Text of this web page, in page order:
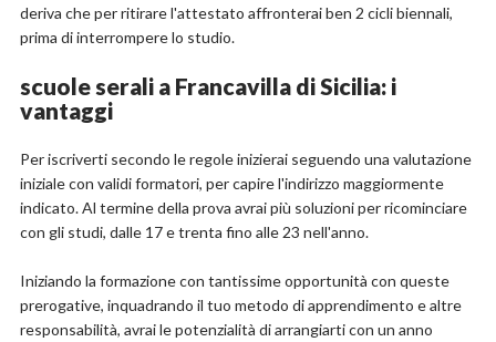
deriva che per ritirare l'attestato affronterai ben 2 cicli biennali,
prima di interrompere lo studio.
scuole serali a Francavilla di Sicilia: i
vantaggi
Per iscriverti secondo le regole inizierai seguendo una valutazione
iniziale con validi formatori, per capire l'indirizzo maggiormente
indicato. Al termine della prova avrai più soluzioni per ricominciare
con gli studi, dalle 17 e trenta fino alle 23 nell'anno.
Iniziando la formazione con tantissime opportunità con queste
prerogative, inquadrando il tuo metodo di apprendimento e altre
responsabilità, avrai le potenzialità di arrangiarti con un anno